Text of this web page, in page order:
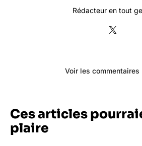
Rédacteur en tout
Voir les commentaires
Ces articles
plaire